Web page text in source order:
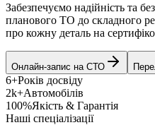
Забезпечуємо надійність та
планового ТО до складного
про кожну деталь на
Онлайн-запис на СТО
6+Років досвіду
2k+Автомобілів
100%Якість & Гарантія
Наші спеціалізації